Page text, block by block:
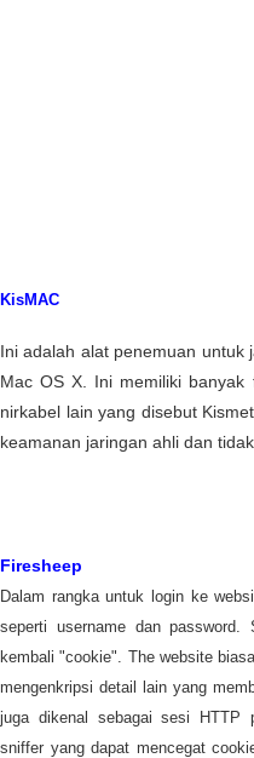
KisMAC
Ini adalah alat penemuan untuk
Mac OS X. Ini memiliki
nirkabel lain yang disebut
keamanan jaringan ahli dan
Firesheep
Dalam rangka untuk login ke
seperti username dan password.
kembali "cookie". The website
mengenkripsi detail lain yang
juga dikenal sebagai sesi HTTP
sniffer yang dapat mencegat